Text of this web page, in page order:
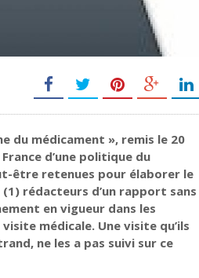
du médicament », remis le 20
d’une politique du
être retenues pour élaborer le
rédacteurs d’un rapport sans
en vigueur dans les
médicale. Une visite qu’ils
ne les a pas suivi sur ce